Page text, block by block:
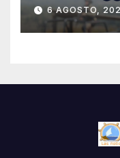
6 AGOSTO,